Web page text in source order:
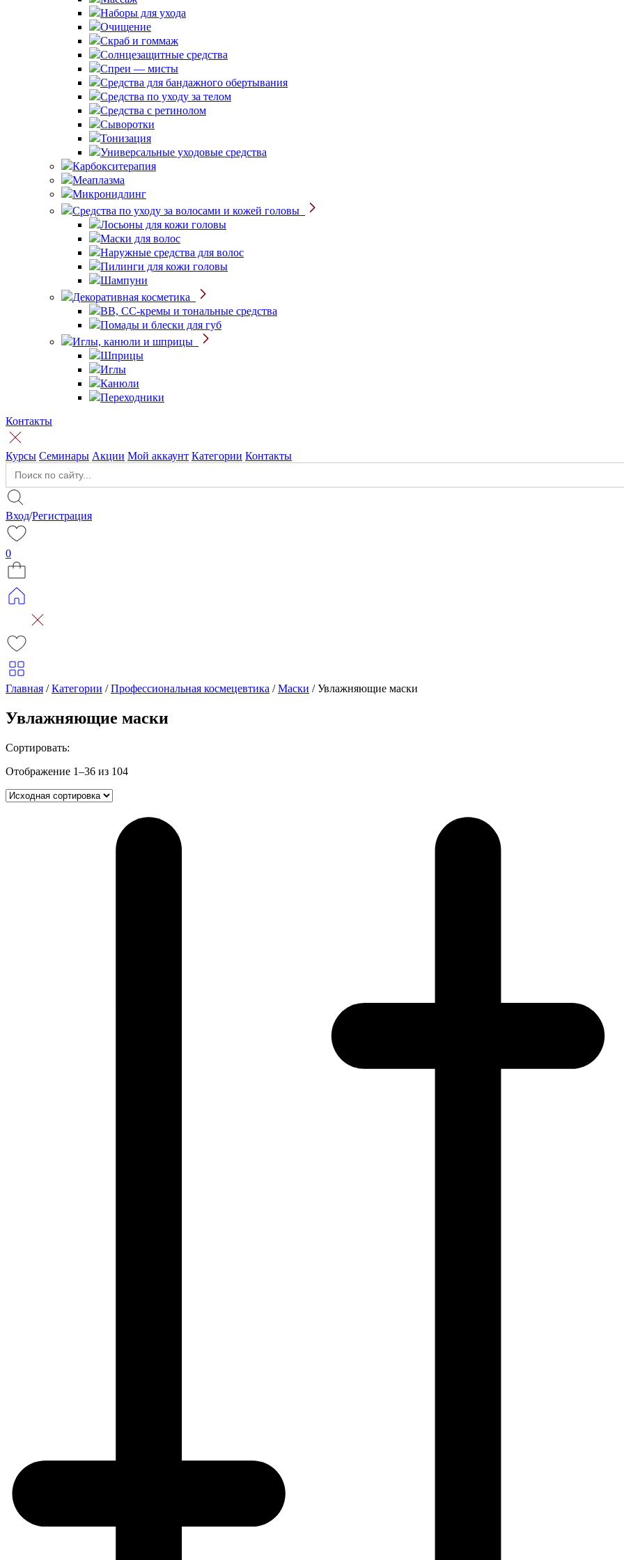
Наборы для ухода
Очищение
Скраб и гоммаж
Солнцезащитные средства
Спреи — мисты
Средства для бандажного обертывания
Средства по уходу за телом
Средства с ретинолом
Сыворотки
Тонизация
Универсальные уходовые средства
Карбокситерапия
Меаплазма
Микронидлинг
Средства по уходу за волосами и кожей головы
Лосьоны для кожи головы
Маски для волос
Наружные средства для волос
Пилинги для кожи головы
Шампуни
Декоративная косметика
BB, CC-кремы и тональные средства
Помады и блески для губ
Иглы, канюли и шприцы
Шприцы
Иглы
Канюли
Переходники
Контакты
Курсы Семинары Акции Мой аккаунт Категории Контакты
Search
for:
Вход/Регистрация
0
Главная /Категории /Профессиональная космецевтика /Маски /Увлажняющие маски
Увлажняющие маски
Сортировать:
Отображение 1–36 из 104